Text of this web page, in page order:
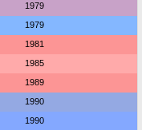
1979
1979
1981
1985
1989
1990
1990